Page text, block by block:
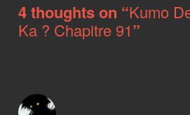
4 thoughts on “Kumo
Ka ? Chapitre 91”